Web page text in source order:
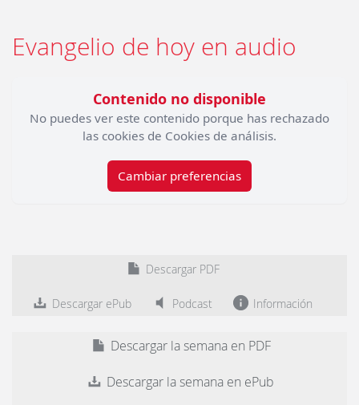
Evangelio de hoy en audio
Contenido no disponible
No puedes ver este contenido porque has rechazado
las cookies de Cookies de análisis.
Cambiar preferencias
Descargar PDF
Descargar ePub Podcast Información
Descargar la semana en PDF
Descargar la semana en ePub